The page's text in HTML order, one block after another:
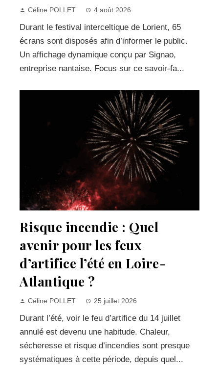
Céline POLLET 4 août 2026
Durant le festival interceltique de Lorient, 65
écrans sont disposés afin d’informer le public.
Un affichage dynamique conçu par Signao,
entreprise nantaise. Focus sur ce savoir-fa...
Risque incendie : Quel
avenir pour les feux
d’artifice l’été en Loire-
Atlantique ?
Céline POLLET 25 juillet 2026
Durant l’été, voir le feu d’artifice du 14 juillet
annulé est devenu une habitude. Chaleur,
sécheresse et risque d’incendies sont presque
systématiques à cette période, depuis quel...